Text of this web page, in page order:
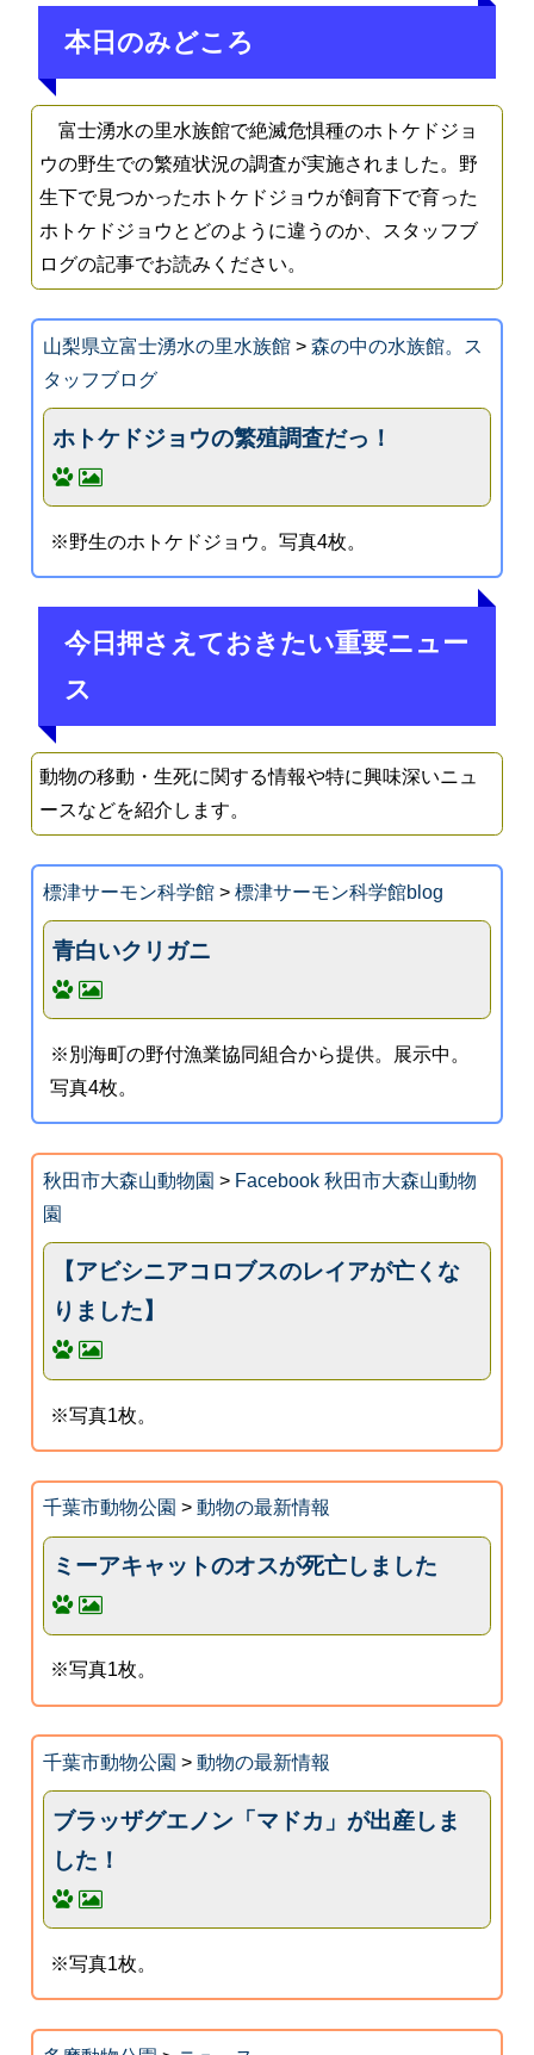
本日のみどころ
富士湧水の里水族館で絶滅危惧種のホトケドジョ
ウの野生での繁殖状況の調査が実施されました。野
生下で見つかったホトケドジョウが飼育下で育った
ホトケドジョウとどのように違うのか、スタッフブ
ログの記事でお読みください。
山梨県立富士湧水の里水族館> 森の中の水族館。ス
タッフブログ
ホトケドジョウの繁殖調査だっ！
※野生のホトケドジョウ。写真4枚。
今日押さえておきたい重要ニュー
ス
動物の移動・生死に関する情報や特に興味深いニュ
ースなどを紹介します。
標津サーモン科学館> 標津サーモン科学館blog
青白いクリガニ
※別海町の野付漁業協同組合から提供。展示中。
写真4枚。
秋田市大森山動物園 > Facebook 秋田市大森山動物
園
【アビシニアコロブスのレイアが亡くな
りました】
※写真1枚。
千葉市動物公園 > 動物の最新情報
ミーアキャットのオスが死亡しました
※写真1枚。
千葉市動物公園 > 動物の最新情報
ブラッザグエノン「マドカ」が出産しま
した！
※写真1枚。